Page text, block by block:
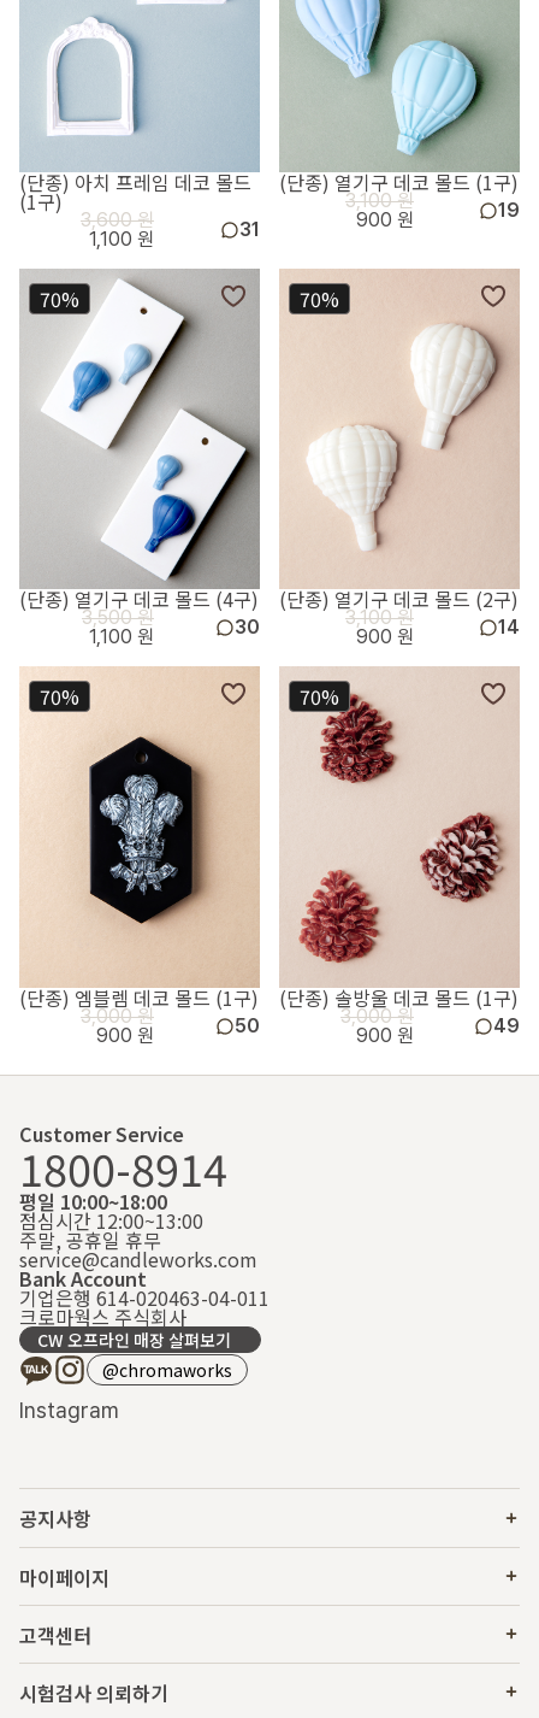
(단종) 아치 프레임 데코 몰드
(1구)
3,600 원
1,100 원
31
(단종) 열기구 데코 몰드 (1구)
3,100 원
900 원
19
70%
(단종) 열기구 데코 몰드 (4구)
3,500 원
1,100 원
30
70%
(단종) 열기구 데코 몰드 (2구)
3,100 원
900 원
14
70%
(단종) 엠블렘 데코 몰드 (1구)
3,000 원
900 원
50
70%
(단종) 솔방울 데코 몰드 (1구)
3,000 원
900 원
49
Customer Service
1800-8914
평일 10:00~18:00
점심시간 12:00~13:00
주말, 공휴일 휴무
service@candleworks.com
Bank Account
기업은행 614-020463-04-011
크로마웍스 주식회사
CW 오프라인 매장 살펴보기
@chromaworks
Instagram
공지사항
마이페이지
고객센터
시험검사 의뢰하기